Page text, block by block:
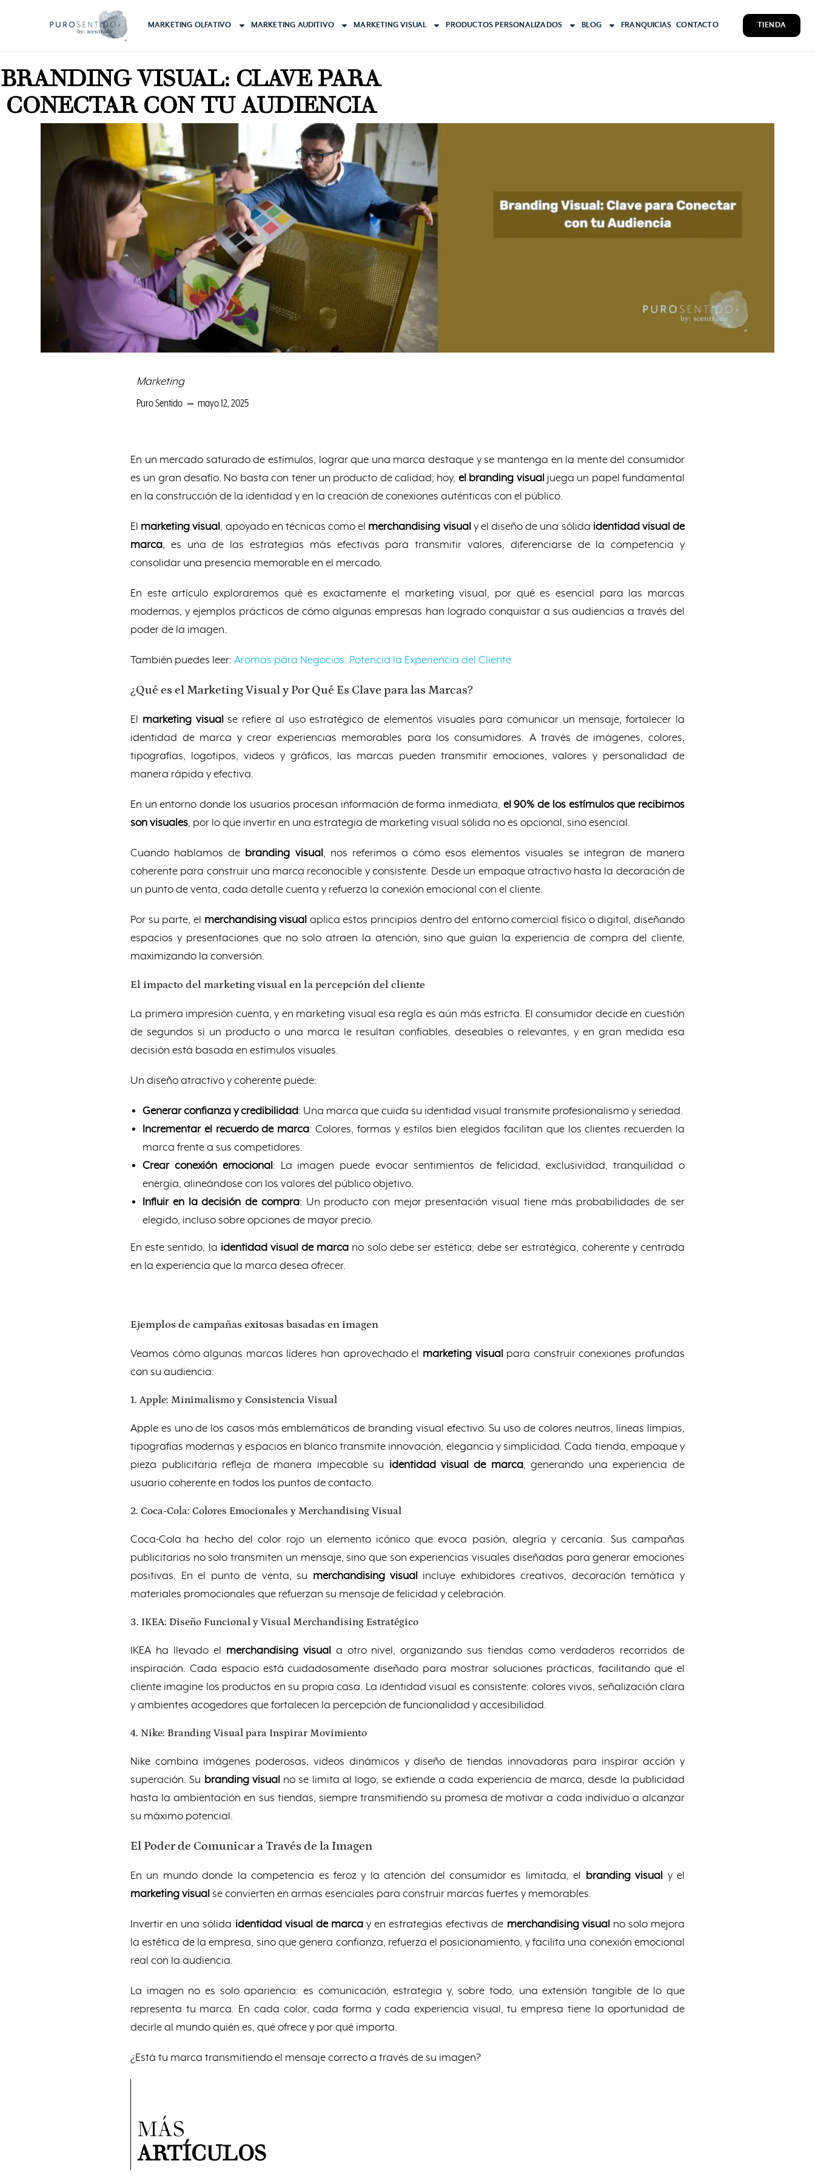
MARKETING OLFATIVO MARKETING AUDITIVO MARKETING VISUAL PRODUCTOS PERSONALIZADOS BLOG FRANQUICIAS CONTACTO TIENDA
BRANDING VISUAL: CLAVE PARA
CONECTAR CON TU AUDIENCIA
Marketing
Puro Sentido
mayo 12, 2025
En un mercado saturado de estímulos, lograr que una marca destaque y se mantenga en la mente del consumidor
es un gran desafío. No basta con tener un producto de calidad; hoy, el branding visualjuega un papel fundamental
en la construcción de la identidad y en la creación de conexiones auténticas con el público.
El marketing visual, apoyado en técnicas como el merchandising visualy el diseño de una sólida identidad visual de
marca, es una de las estrategias más efectivas para transmitir valores, diferenciarse de la competencia y
consolidar una presencia memorable en el mercado.
En este artículo exploraremos qué es exactamente el marketing visual, por qué es esencial para las marcas
modernas, y ejemplos prácticos de cómo algunas empresas han logrado conquistar a sus audiencias a través del
poder de la imagen.
También puedes leer:Aromas para Negocios: Potencia la Experiencia del Cliente
¿Qué es el Marketing Visual y Por Qué Es Clave para las Marcas?
El marketing visualse refiere al uso estratégico de elementos visuales para comunicar un mensaje, fortalecer la
identidad de marca y crear experiencias memorables para los consumidores. A través de imágenes, colores,
tipografías, logotipos, videos y gráficos, las marcas pueden transmitir emociones, valores y personalidad de
manera rápida y efectiva.
En un entorno donde los usuarios procesan información de forma inmediata, el 90% de los estímulos que recibimos
son visuales, por lo que invertir en una estrategia de marketing visual sólida no es opcional, sino esencial.
Cuando hablamos de branding visual, nos referimos a cómo esos elementos visuales se integran de manera
coherente para construir una marca reconocible y consistente. Desde un empaque atractivo hasta la decoración de
un punto de venta, cada detalle cuenta y refuerza la conexión emocional con el cliente.
Por su parte, el merchandising visual aplica estos principios dentro del entorno comercial físico o digital, diseñando
espacios y presentaciones que no solo atraen la atención, sino que guían la experiencia de compra del cliente,
maximizando la conversión.
El impacto del marketing visual en la percepción del cliente
La primera impresión cuenta, y en marketing visual esa regla es aún más estricta. El consumidor decide en cuestión
de segundos si un producto o una marca le resultan confiables, deseables o relevantes, y en gran medida esa
decisión está basada en estímulos visuales.
Un diseño atractivo y coherente puede:
Generar confianza y credibilidad: Una marca que cuida su identidad visual transmite profesionalismo y seriedad.
Incrementar el recuerdo de marca: Colores, formas y estilos bien elegidos facilitan que los clientes recuerden la
marca frente a sus competidores.
Crear conexión emocional: La imagen puede evocar sentimientos de felicidad, exclusividad, tranquilidad o
energía, alineándose con los valores del público objetivo.
Influir en la decisión de compra: Un producto con mejor presentación visual tiene más probabilidades de ser
elegido, incluso sobre opciones de mayor precio.
En este sentido, la identidad visual de marca no solo debe ser estética; debe ser estratégica, coherente y centrada
en la experiencia que la marca desea ofrecer.
Ejemplos de campañas exitosas basadas en imagen
Veamos cómo algunas marcas líderes han aprovechado el marketing visualpara construir conexiones profundas
con su audiencia:
1. Apple: Minimalismo y Consistencia Visual
Apple es uno de los casos más emblemáticos de branding visual efectivo. Su uso de colores neutros, líneas limpias,
tipografías modernas y espacios en blanco transmite innovación, elegancia y simplicidad. Cada tienda, empaque y
pieza publicitaria refleja de manera impecable su identidad visual de marca, generando una experiencia de
usuario coherente en todos los puntos de contacto.
2. Coca-Cola: Colores Emocionales y Merchandising Visual
Coca-Cola ha hecho del color rojo un elemento icónico que evoca pasión, alegría y cercanía. Sus campañas
publicitarias no solo transmiten un mensaje, sino que son experiencias visuales diseñadas para generar emociones
positivas. En el punto de venta, su merchandising visual incluye exhibidores creativos, decoración temática y
materiales promocionales que refuerzan su mensaje de felicidad y celebración.
3. IKEA: Diseño Funcional y Visual Merchandising Estratégico
IKEA ha llevado el merchandising visuala otro nivel, organizando sus tiendas como verdaderos recorridos de
inspiración. Cada espacio está cuidadosamente diseñado para mostrar soluciones prácticas, facilitando que el
cliente imagine los productos en su propia casa. La identidad visual es consistente: colores vivos, señalización clara
y ambientes acogedores que fortalecen la percepción de funcionalidad y accesibilidad.
4. Nike: Branding Visual para Inspirar Movimiento
Nike combina imágenes poderosas, videos dinámicos y diseño de tiendas innovadoras para inspirar acción y
superación. Su branding visualno se limita al logo; se extiende a cada experiencia de marca, desde la publicidad
hasta la ambientación en sus tiendas, siempre transmitiendo su promesa de motivar a cada individuo a alcanzar
su máximo potencial.
El Poder de Comunicar a Través de la Imagen
En un mundo donde la competencia es feroz y la atención del consumidor es limitada, el branding visual y el
marketing visual se convierten en armas esenciales para construir marcas fuertes y memorables.
Invertir en una sólida identidad visual de marcay en estrategias efectivas de merchandising visualno solo mejora
la estética de la empresa, sino que genera confianza, refuerza el posicionamiento, y facilita una conexión emocional
real con la audiencia.
La imagen no es solo apariencia: es comunicación, estrategia y, sobre todo, una extensión tangible de lo que
representa tu marca. En cada color, cada forma y cada experiencia visual, tu empresa tiene la oportunidad de
decirle al mundo quién es, qué ofrece y por qué importa.
¿Está tu marca transmitiendo el mensaje correcto a través de su imagen?
MÁS
ARTÍCULOS